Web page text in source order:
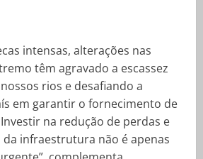
intensas, alterações nas
têm agravado a escassez
rios e desafiando a
em garantir o fornecimento de
na redução de perdas e
infraestrutura não é apenas